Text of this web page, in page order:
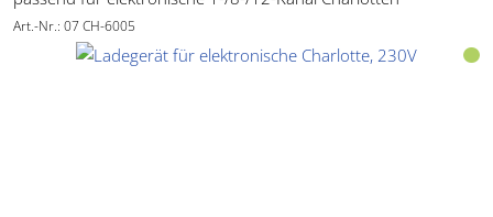
Für Links- und Rechtshänder
Mit dem verstellbaren Handbügel macht Charlotte Plus keinen
Art.-Nr.: 07 CH-6005